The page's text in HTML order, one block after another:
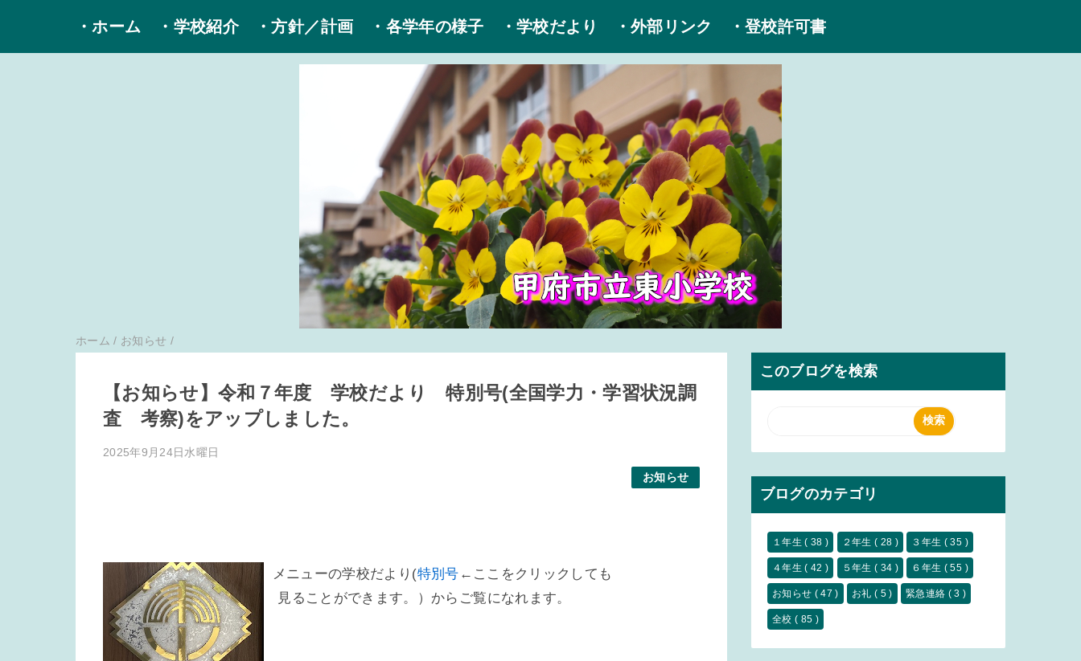
・ホーム ・学校紹介 ・方針／計画 ・各学年の様子 ・学校だより ・外部リンク ・登校許可書
ホーム / お知らせ /
【お知らせ】令和７年度 学校だより 特別号(全国学力・学習状況調
査 考察)をアップしました。
2025年9月24日水曜日
お知らせ
メニューの学校だより(特別号 ←ここをクリックしても
見ることができます。）からご覧になれます。
このブログを検索
ブログのカテゴリ
１年生( 38 ) ２年生( 28 ) ３年生 ( 35 )
４年生( 42 ) ５年生( 34 ) ６年生 ( 55 )
お知らせ ( 47 ) お礼( 5 ) 緊急連絡 ( 3 )
全校 ( 85 )